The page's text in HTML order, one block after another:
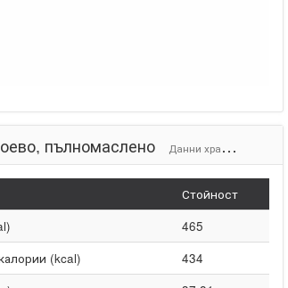
пълномаслено Данни храни (на 100g)
Стойност
465
(kcal)
434